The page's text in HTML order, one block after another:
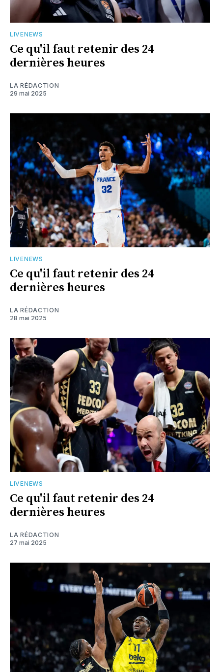
LIVENEWS
Ce qu'il faut retenir des 24
dernières heures
LA RÉDACTION
29 mai 2025
LIVENEWS
Ce qu'il faut retenir des 24
dernières heures
LA RÉDACTION
28 mai 2025
LIVENEWS
Ce qu'il faut retenir des 24
dernières heures
LA RÉDACTION
27 mai 2025